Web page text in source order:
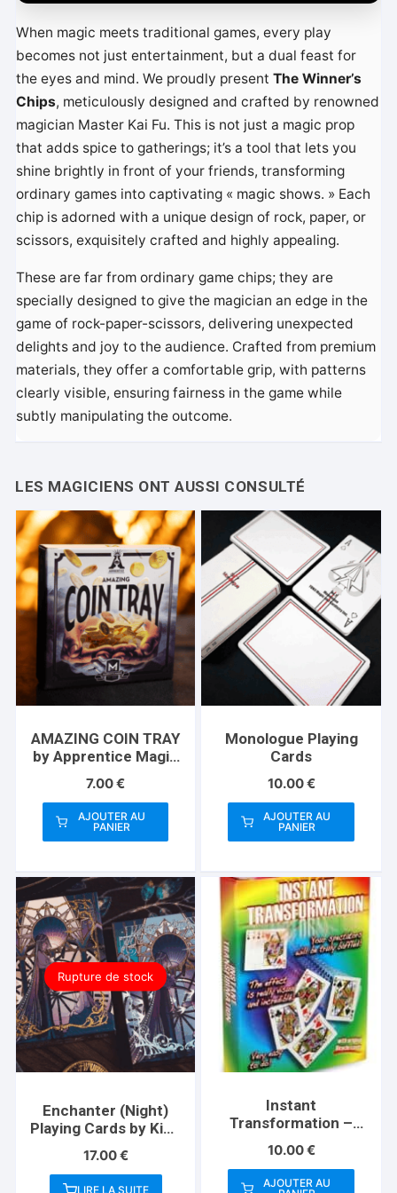
When magic meets traditional games, every play
becomes not just entertainment, but a dual feast for
the eyes and mind. We proudly presentThe Winner’s
Chips, meticulously designed and crafted by renowned
magician Master Kai Fu. This is not just a magic prop
that adds spice to gatherings; it’s a tool that lets you
shine brightly in front of your friends, transforming
ordinary games into captivating « magic shows. » Each
chip is adorned with a unique design of rock, paper, or
scissors, exquisitely crafted and highly appealing.
These are far from ordinary game chips; they are
specially designed to give the magician an edge in the
game of rock-paper-scissors, delivering unexpected
delights and joy to the audience. Crafted from premium
materials, they offer a comfortable grip, with patterns
clearly visible, ensuring fairness in the game while
subtly manipulating the outcome.
AMAZING COIN TRAY
by Apprentice Magic
– Trick
7.00€
AJOUTER AU
PANIER
Monologue Playing
Cards
10.00€
AJOUTER AU
PANIER
Rupture de stock
Enchanter (Night)
Playing Cards by King
Star
17.00€
LIRE LA SUITE
Instant
Transformation –
Standard
10.00€
AJOUTER AU